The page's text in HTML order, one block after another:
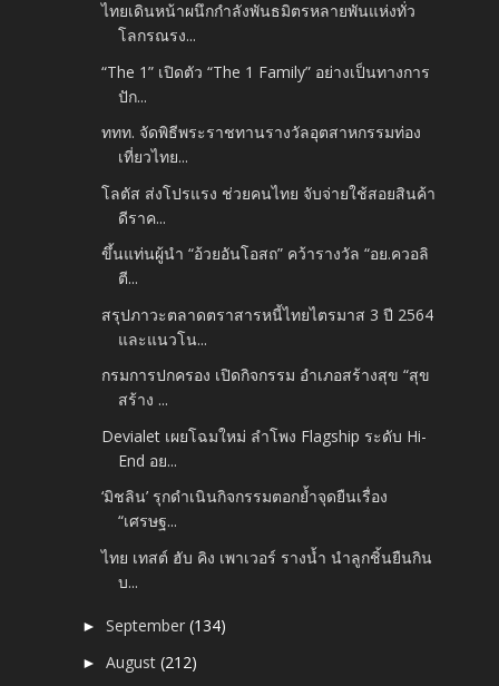
ไทยเดินหน้าผนึกกำลังพันธมิตรหลายพันแห่งทั่ว
โลกรณรง...
“The 1” เปิดตัว “The 1 Family” อย่างเป็นทางการ
ปัก...
ททท. จัดพิธีพระราชทานรางวัลอุตสาหกรรมท่อง
เที่ยวไทย...
โลตัส ส่งโปรแรง ช่วยคนไทย จับจ่ายใช้สอยสินค้า
ดีราค...
ขึ้นแท่นผู้นำ “อ้วยอันโอสถ” คว้ารางวัล “อย.ควอลิ
ตี...
สรุปภาวะตลาดตราสารหนี้ไทยไตรมาส 3 ปี 2564
และแนวโน...
กรมการปกครอง เปิดกิจกรรม อำเภอสร้างสุข “สุข
สร้าง ...
Devialet เผยโฉมใหม่ ลำโพง Flagship ระดับ Hi-
End อย...
‘มิชลิน’ รุกดำเนินกิจกรรมตอกย้ำจุดยืนเรื่อง
“เศรษฐ...
ไทย เทสต์ ฮับ คิง เพาเวอร์ รางน้ำ นำลูกชิ้นยืนกิน
บ...
►September(134)
►August(212)